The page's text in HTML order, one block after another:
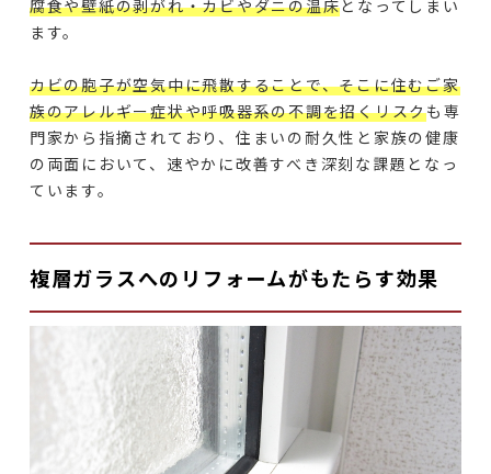
腐食や壁紙の剥がれ・カビやダニの温床となってしまい
ます。
カビの胞子が空気中に飛散することで、そこに住むご家
族のアレルギー症状や呼吸器系の不調を招くリスクも専
門家から指摘されており、住まいの耐久性と家族の健康
の両面において、速やかに改善すべき深刻な課題となっ
ています。
複層ガラスへのリフォームがもたらす効果